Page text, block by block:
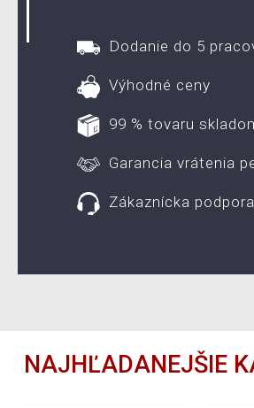
Dodanie do 5
Výhodné ceny
99 % tovaru
Garancia vrátenia
Zákaznícka podpora
NAJHĽADANEJŠIE